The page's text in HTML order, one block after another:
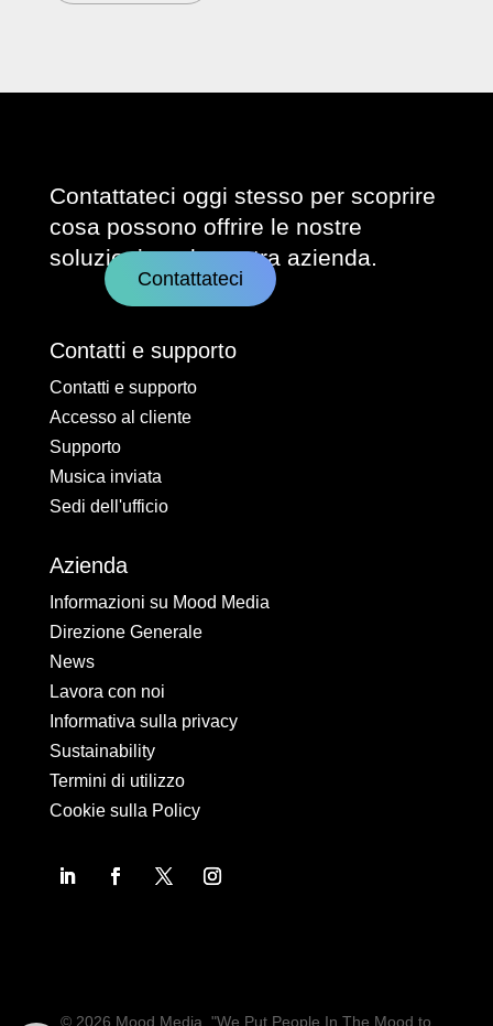
Contattateci oggi stesso per scoprire
cosa possono offrire le nostre
soluzioni per la vostra azienda.
Contattateci
Contatti e supporto
Contatti e supporto
Accesso al cliente
Supporto
Musica inviata
Sedi dell'ufficio
Azienda
Informazioni su Mood Media
Direzione Generale
News
Lavora con noi
Informativa sulla privacy
Sustainability
Termini di utilizzo
Cookie sulla Policy
© 2026 Mood Media. "We Put People In The Mood to